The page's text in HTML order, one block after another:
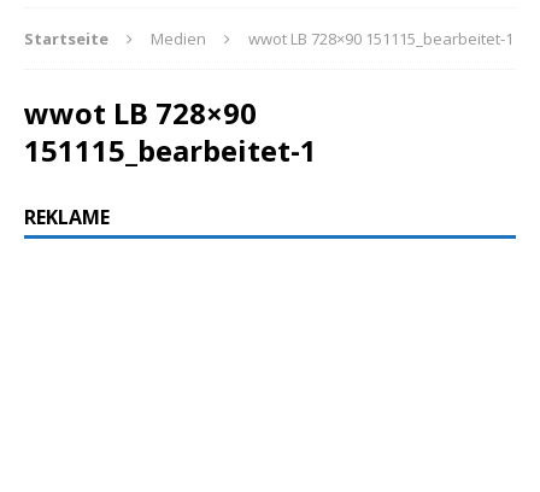
Startseite Medien wwot LB 728×90 151115_bearbeitet-1
wwot LB 728×90
151115_bearbeitet-1
REKLAME